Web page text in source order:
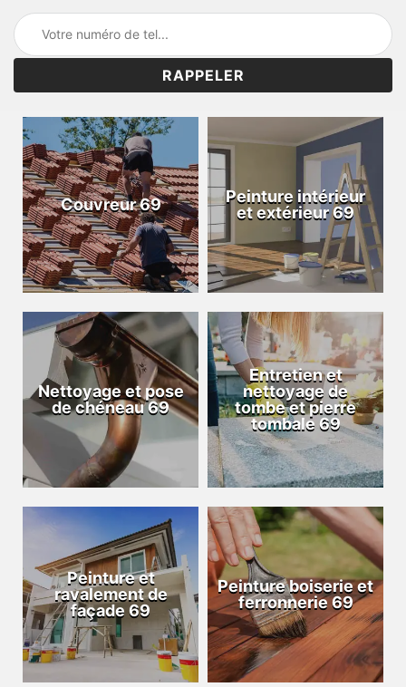
Couvreur 69
Peinture intérieur
et extérieur 69
Nettoyage et pose
de chéneau 69
Entretien et
nettoyage de
tombe et pierre
tombale 69
Peinture et
ravalement de
façade 69
Peinture boiserie et
ferronnerie 69